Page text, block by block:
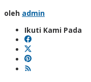
oleh admin
Ikuti Kami Pada